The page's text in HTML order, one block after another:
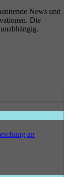
News und
Die
an